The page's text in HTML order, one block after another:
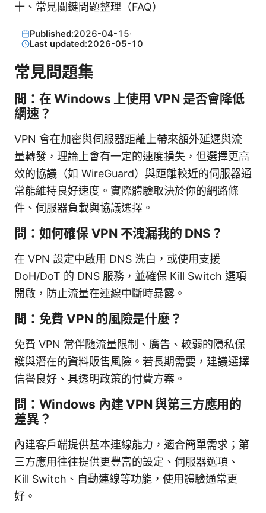
十、常見關鍵問題整理（FAQ）
Published:2026-04-15·
Last updated:2026-05-10
常見問題集
問：在 Windows 上使用 VPN 是否會降低
網速？
VPN 會在加密與伺服器距離上帶來額外延遲與流
量轉發，理論上會有一定的速度損失，但選擇更高
效的協議（如 WireGuard）與距離較近的伺服器通
常能維持良好速度。實際體驗取決於你的網路條
件、伺服器負載與協議選擇。
問：如何確保 VPN 不洩漏我的 DNS？
在 VPN 設定中啟用 DNS 洗白，或使用支援
DoH/DoT 的 DNS 服務，並確保 Kill Switch 選項
開啟，防止流量在連線中斷時暴露。
問：免費 VPN 的風險是什麼？
免費 VPN 常伴隨流量限制、廣告、較弱的隱私保
護與潛在的資料販售風險。若長期需要，建議選擇
信譽良好、具透明政策的付費方案。
問：Windows 內建 VPN 與第三方應用的
差異？
內建客戶端提供基本連線能力，適合簡單需求；第
三方應用往往提供更豐富的設定、伺服器選項、
Kill Switch、自動連線等功能，使用體驗通常更
好。